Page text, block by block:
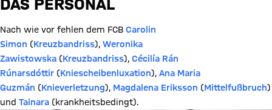
DAS PERSONAL
Nach wie vor fehlen dem FCB Carolin
Simon (Kreuzbandriss), Weronika
Zawistowska (Kreuzbandriss), Cécilía Rán
Rúnarsdóttir (Kniescheibenluxation), Ana Maria
Guzmán (Knieverletzung), Magdalena Eriksson (Mittelfußbruch)
und Tainara (krankheitsbedingt).